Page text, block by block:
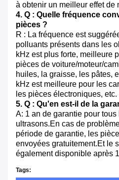
à obtenir un meilleur effet de
4. Q : Quelle fréquence
pièces ?
R : La fréquence est
polluants présents dans les
kHz est plus forte, meilleure
pièces de voiture/moteur/
huiles, la graisse, les pâtes,
kHz est meilleure pour les
les pièces électroniques, etc.
5. Q : Qu'en est-il de la
A: 1 an de garantie pour
ultrasons.En cas de
période de garantie, les
envoyées gratuitement.Et le
également disponible après
Tags: